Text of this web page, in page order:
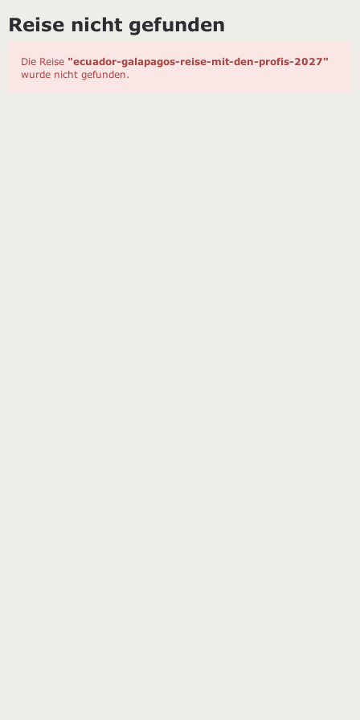
Reise nicht gefunden
Die Reise "ecuador-galapagos-reise-mit-den-profis-2027"
wurde nicht gefunden.